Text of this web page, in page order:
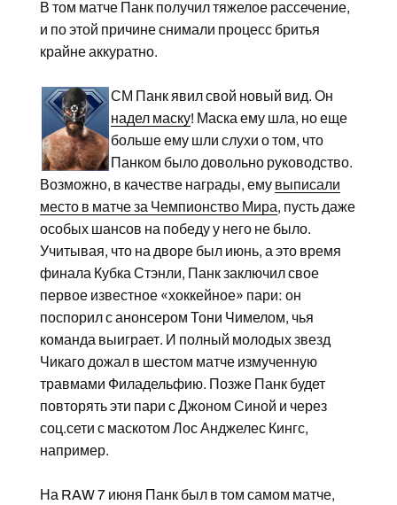
В том матче Панк получил тяжелое рассечение,
и по этой причине снимали процесс бритья
крайне аккуратно.
СМ Панк явил свой новый вид. Он
надел маску! Маска ему шла, но еще
больше ему шли слухи о том, что
Панком было довольно руководство.
Возможно, в качестве награды, ему выписали
место в матче за Чемпионство Мира, пусть даже
особых шансов на победу у него не было.
Учитывая, что на дворе был июнь, а это время
финала Кубка Стэнли, Панк заключил свое
первое известное «хоккейное» пари: он
поспорил с анонсером Тони Чимелом, чья
команда выиграет. И полный молодых звезд
Чикаго дожал в шестом матче измученную
травмами Филадельфию. Позже Панк будет
повторять эти пари с Джоном Синой и через
соц.сети с маскотом Лос Анджелес Кингс,
например.
На RAW 7 июня Панк был в том самом матче,